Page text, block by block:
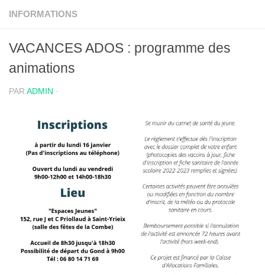
INFORMATIONS
VACANCES ADOS : programme des
animations
PAR ADMIN ·